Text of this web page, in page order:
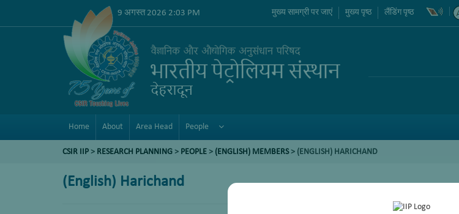
9 अगस्त 2026 2:03 PM मुख्य सामग्री पर जाएं मुख्य पृष्ठ लैंडिंग पृष्ठ
Home About Area Head People
CSIR IIP > RESEARCH PLANNING > PEOPLE > (ENGLISH) MEMBERS> (ENGLISH) HARICHAND
(English) Harichand